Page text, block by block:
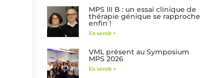
MPS III B : un essai clinique de
thérapie génique se rapproche
enfin !
En savoir +
VML présent au Symposium
MPS 2026
En savoir +